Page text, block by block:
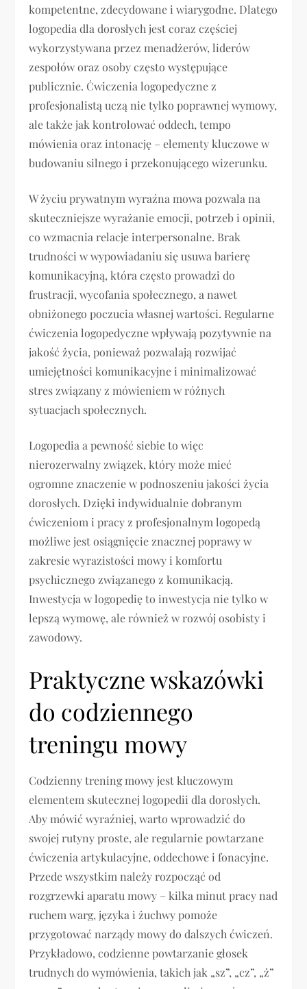
kompetentne, zdecydowane i wiarygodne. Dlatego
logopedia dla dorosłych jest coraz częściej
wykorzystywana przez menadżerów, liderów
zespołów oraz osoby często występujące
publicznie. Ćwiczenia logopedyczne z
profesjonalistą uczą nie tylko poprawnej wymowy,
ale także jak kontrolować oddech, tempo
mówienia oraz intonację – elementy kluczowe w
budowaniu silnego i przekonującego wizerunku.
W życiu prywatnym wyraźna mowa pozwala na
skuteczniejsze wyrażanie emocji, potrzeb i opinii,
co wzmacnia relacje interpersonalne. Brak
trudności w wypowiadaniu się usuwa barierę
komunikacyjną, która często prowadzi do
frustracji, wycofania społecznego, a nawet
obniżonego poczucia własnej wartości. Regularne
ćwiczenia logopedyczne wpływają pozytywnie na
jakość życia, ponieważ pozwalają rozwijać
umiejętności komunikacyjne i minimalizować
stres związany z mówieniem w różnych
sytuacjach społecznych.
Logopedia a pewność siebie to więc
nierozerwalny związek, który może mieć
ogromne znaczenie w podnoszeniu jakości życia
dorosłych. Dzięki indywidualnie dobranym
ćwiczeniom i pracy z profesjonalnym logopedą
możliwe jest osiągnięcie znacznej poprawy w
zakresie wyrazistości mowy i komfortu
psychicznego związanego z komunikacją.
Inwestycja w logopedię to inwestycja nie tylko w
lepszą wymowę, ale również w rozwój osobisty i
zawodowy.
Praktyczne wskazówki
do codziennego
treningu mowy
Codzienny trening mowy jest kluczowym
elementem skutecznej logopedii dla dorosłych.
Aby mówić wyraźniej, warto wprowadzić do
swojej rutyny proste, ale regularnie powtarzane
ćwiczenia artykulacyjne, oddechowe i fonacyjne.
Przede wszystkim należy rozpocząć od
rozgrzewki aparatu mowy – kilka minut pracy nad
ruchem warg, języka i żuchwy pomoże
przygotować narządy mowy do dalszych ćwiczeń.
Przykładowo, codzienne powtarzanie głosek
trudnych do wymówienia, takich jak „sz”, „cz”, „ż”